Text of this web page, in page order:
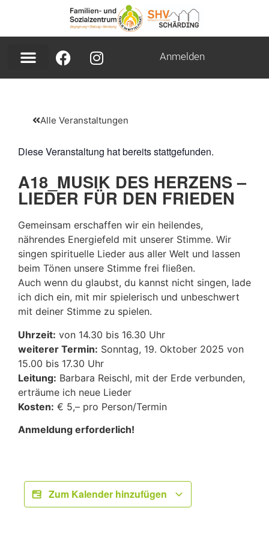
Anmelden
Alle Veranstaltungen
Diese Veranstaltung hat bereits stattgefunden.
A18_MUSIK DES HERZENS –
LIEDER FÜR DEN FRIEDEN
Gemeinsam erschaffen wir ein heilendes,
nährendes Energiefeld mit unserer Stimme. Wir
singen spirituelle Lieder aus aller Welt und lassen
beim Tönen unsere Stimme frei fließen.
Auch wenn du glaubst, du kannst nicht singen, lade
ich dich ein, mit mir spielerisch und unbeschwert
mit deiner Stimme zu spielen.
Uhrzeit: von 14.30 bis 16.30 Uhr
weiterer Termin: Sonntag, 19. Oktober 2025 von
15.00 bis 17.30 Uhr
Leitung: Barbara Reischl, mit der Erde verbunden,
erträume ich neue Lieder
Kosten: € 5,– pro Person/Termin
Anmeldung erforderlich!
Zum Kalender hinzufügen